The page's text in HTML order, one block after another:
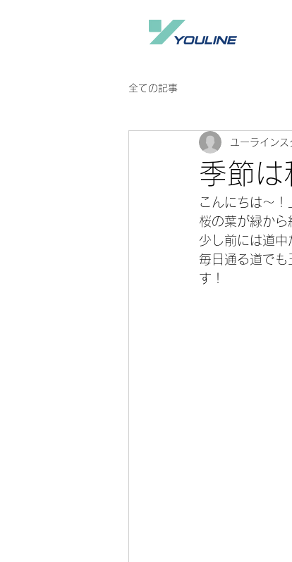
全ての記事
季節は
ユーラインス
こんにちは～
桜の葉が緑から
少し前には道中
毎日通る道で
す！